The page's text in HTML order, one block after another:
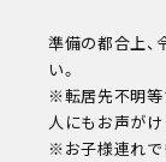
準備の都合上、
い。
※転居先不明等
人にもお声がけ
※お子様連れで